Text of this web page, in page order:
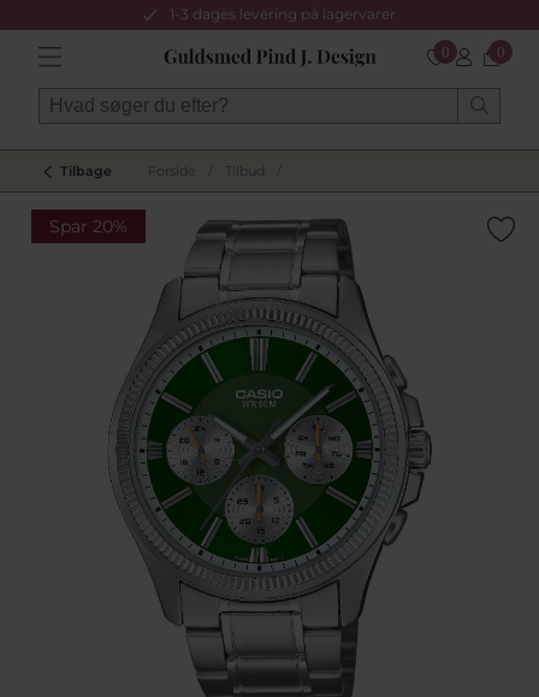
1-3 dages levering på lagervarer
0 0
Tilbage Forside Tilbud
Spar 20%